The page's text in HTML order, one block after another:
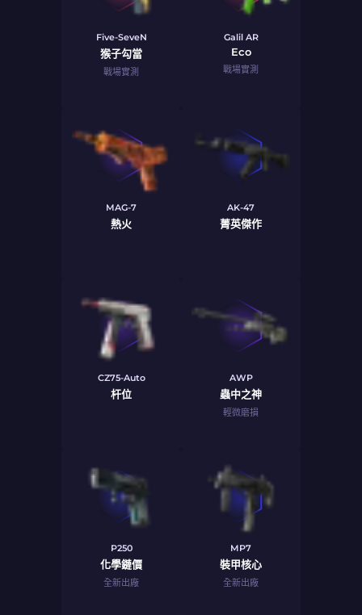
Five-SeveN
猴子勾當
戰場實測
Galil AR
Eco
戰場實測
MAG-7
熱火
AK-47
菁英傑作
CZ75-Auto
杆位
AWP
蟲中之神
輕微磨損
P250
化學鏈價
全新出廠
MP7
裝甲核心
全新出廠